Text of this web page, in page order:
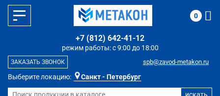
Выберите локацию: Санкт - Петербург
режим работы: с 9:00 до 18:00
+7 (812) 642-41-12
spb@zavod-metakon.ru
ЗАКАЗАТЬ ЗВОНОК
0